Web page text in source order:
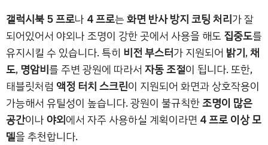
갤럭시북 5 프로나 4 프로는화면 반사 방지 코팅 처리가 잘
되어있어서 야외나 조명이 강한 곳에서 사용을 해도 집중도를
유지시킬 수 있습니다. 특히 비전 부스터가 지원되어 밝기,채
도,명암비를 주변 광원에 따라서 자동 조절이 됩니다. 또한,
태블릿처럼 액정 터치 스크린이 지원되어 화면과 상호작용이
가능해서 유틸성이 높습니다. 광원이 불규칙한조명이 많은
공간이나야외에서 자주 사용하실 계획이라면 4 프로 이상 모
델을 추천합니다.